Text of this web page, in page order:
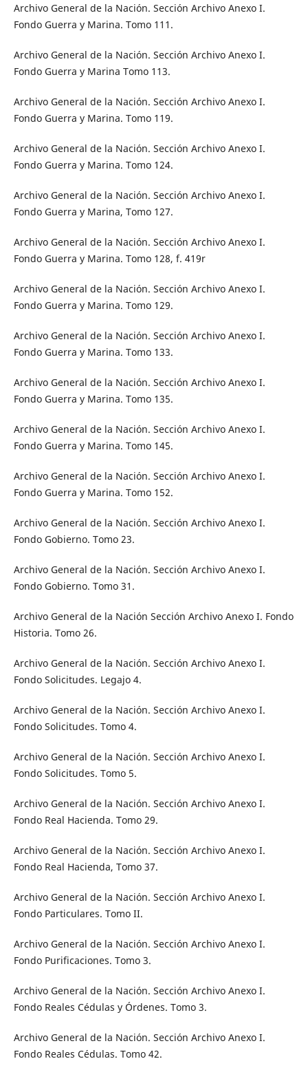
Archivo General de la Nación. Sección Archivo Anexo I.
Fondo Guerra y Marina. Tomo 111.
Archivo General de la Nación. Sección Archivo Anexo I.
Fondo Guerra y Marina Tomo 113.
Archivo General de la Nación. Sección Archivo Anexo I.
Fondo Guerra y Marina. Tomo 119.
Archivo General de la Nación. Sección Archivo Anexo I.
Fondo Guerra y Marina. Tomo 124.
Archivo General de la Nación. Sección Archivo Anexo I.
Fondo Guerra y Marina, Tomo 127.
Archivo General de la Nación. Sección Archivo Anexo I.
Fondo Guerra y Marina. Tomo 128, f. 419r
Archivo General de la Nación. Sección Archivo Anexo I.
Fondo Guerra y Marina. Tomo 129.
Archivo General de la Nación. Sección Archivo Anexo I.
Fondo Guerra y Marina. Tomo 133.
Archivo General de la Nación. Sección Archivo Anexo I.
Fondo Guerra y Marina. Tomo 135.
Archivo General de la Nación. Sección Archivo Anexo I.
Fondo Guerra y Marina. Tomo 145.
Archivo General de la Nación. Sección Archivo Anexo I.
Fondo Guerra y Marina. Tomo 152.
Archivo General de la Nación. Sección Archivo Anexo I.
Fondo Gobierno. Tomo 23.
Archivo General de la Nación. Sección Archivo Anexo I.
Fondo Gobierno. Tomo 31.
Archivo General de la Nación Sección Archivo Anexo I. Fondo
Historia. Tomo 26.
Archivo General de la Nación. Sección Archivo Anexo I.
Fondo Solicitudes. Legajo 4.
Archivo General de la Nación. Sección Archivo Anexo I.
Fondo Solicitudes. Tomo 4.
Archivo General de la Nación. Sección Archivo Anexo I.
Fondo Solicitudes. Tomo 5.
Archivo General de la Nación. Sección Archivo Anexo I.
Fondo Real Hacienda. Tomo 29.
Archivo General de la Nación. Sección Archivo Anexo I.
Fondo Real Hacienda, Tomo 37.
Archivo General de la Nación. Sección Archivo Anexo I.
Fondo Particulares. Tomo II.
Archivo General de la Nación. Sección Archivo Anexo I.
Fondo Purificaciones. Tomo 3.
Archivo General de la Nación. Sección Archivo Anexo I.
Fondo Reales Cédulas y Órdenes. Tomo 3.
Archivo General de la Nación. Sección Archivo Anexo I.
Fondo Reales Cédulas. Tomo 42.